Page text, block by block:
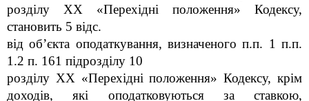
розділу XX «Перехідні положення» Кодексу,
становить 5 відс.
від об’єкта оподаткування, визначеного п.п. 1 п.п.
1.2 п. 161 підрозділу 10
розділу XX «Перехідні положення» Кодексу, крім
доходів, які оподатковуються за ставкою,